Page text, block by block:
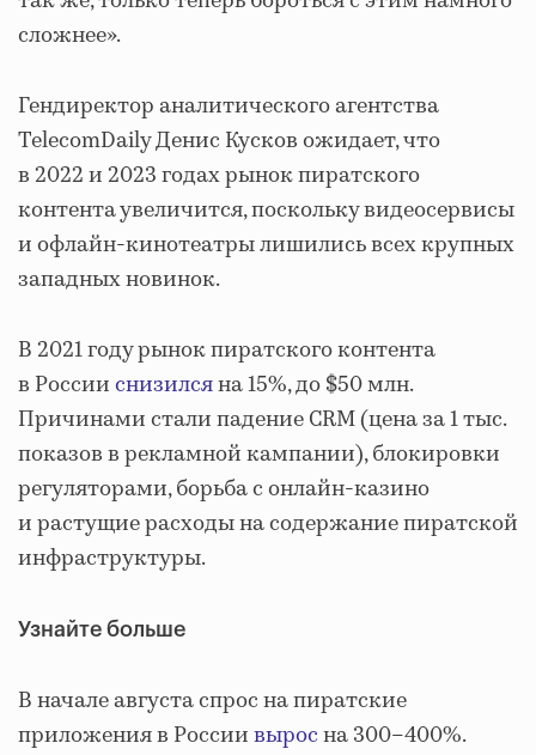
сложнее».
Гендиректор аналитического агентства
TelecomDaily Денис Кусков ожидает, что
в 2022 и 2023 годах рынок пиратского
контента увеличится, поскольку видеосервисы
и офлайн-кинотеатры лишились всех крупных
западных новинок.
В 2021 году рынок пиратского контента
в Россииснизилсяна 15%, до $50 млн.
Причинами стали падение CRM (цена за 1 тыс.
показов в рекламной кампании), блокировки
регуляторами, борьба с онлайн-казино
и растущие расходы на содержание пиратской
инфраструктуры.
Узнайте больше
В начале августа спрос на пиратские
приложения в Россиивыросна 300–400%.